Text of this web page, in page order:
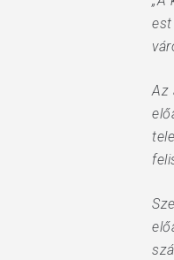
Hit enter to
Az